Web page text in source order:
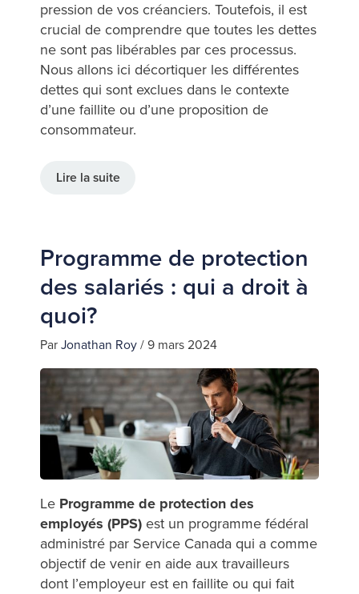
pression de vos créanciers. Toutefois, il est
crucial de comprendre que toutes les dettes
ne sont pas libérables par ces processus.
Nous allons ici décortiquer les différentes
dettes qui sont exclues dans le contexte
d’une faillite ou d’une proposition de
consommateur.
Lire la suite
Programme de protection
des salariés : qui a droit à
quoi?
Par Jonathan Roy / 9 mars 2024
Le Programme de protection des
employés (PPS) est un programme fédéral
administré par Service Canada qui a comme
objectif de venir en aide aux travailleurs
dont l’employeur est en faillite ou qui fait